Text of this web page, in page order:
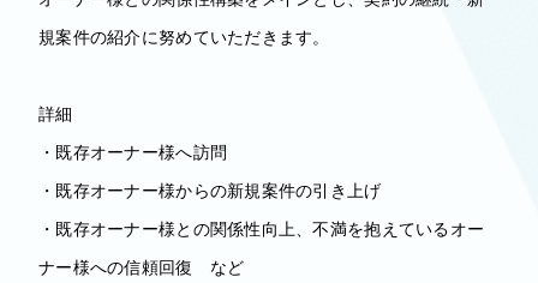
規案件の紹介に努めていただきます。
詳細
・既存オーナー様へ訪問
・既存オーナー様からの新規案件の引き上げ
・既存オーナー様との関係性向上、不満を抱えているオー
ナー様への信頼回復 など